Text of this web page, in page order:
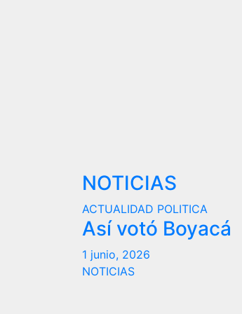
NOTICIAS
ACTUALIDAD POLITICA
Así votó Boyacá
1 junio, 2026
NOTICIAS